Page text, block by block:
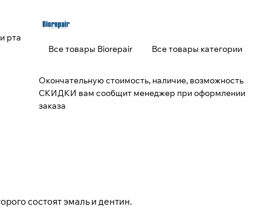
рта
Все товары Biorepair Все товары категории
Окончательную стоимость, наличие, возможность
СКИДКИ вам сообщит менеджер при оформлении
заказа
состоят эмаль и дентин.